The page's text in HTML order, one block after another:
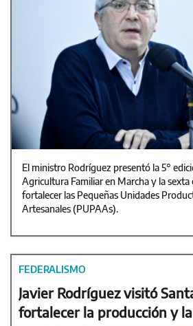
El ministro Rodríguez presentó la 5°
Agricultura Familiar en Marcha y la
fortalecer las Pequeñas Unidades
Artesanales (PUPAAs).
FEDERALISMO
Javier Rodríguez visitó
fortalecer la producción y